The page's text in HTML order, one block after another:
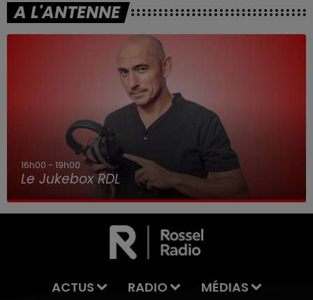
A L'ANTENNE
7h00 - 10h00
Debout c'est l'heure
ACTUS RADIO MÉDIAS